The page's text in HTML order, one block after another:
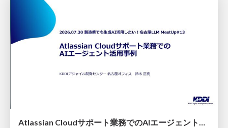
Atlassian Cloudサポート業務でのAIエージェント活用事例